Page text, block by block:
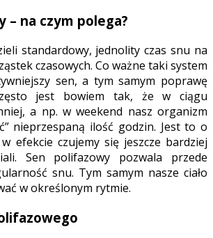
– na czym polega?
standardowy, jednolity czas snu na
czasowych. Co ważne taki system
sen, a tym samym poprawę
jest bowiem tak, że w ciągu
a np. w weekend nasz organizm
nieprzespaną ilość godzin. Jest to o
efekcie czujemy się jeszcze bardziej
Sen polifazowy pozwala przede
snu. Tym samym nasze ciało
w określonym rytmie.